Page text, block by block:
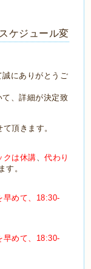
ケジュール変
にありがとうご
、詳細が決定致
て頂きます。
クは休講、代わり
す。
早めて、18:30-
早めて、18:30-